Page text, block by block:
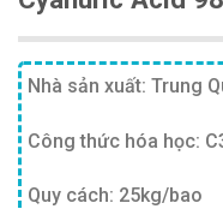
Nhà sản xuất: Trung
Công thức hóa học:
Quy cách: 25kg/bao